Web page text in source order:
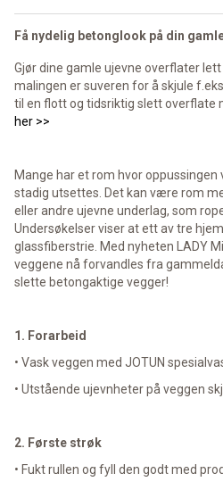
Få nydelig betonglook på din
Gjør dine gamle ujevne overflater
malingen er suveren for å skjule
til en flott og tidsriktig slett overflate
her >>
Mange har et rom hvor
stadig utsettes. Det kan være rom
eller andre ujevne underlag, som
Undersøkelser viser at ett av tre
glassfiberstrie. Med nyheten LADY
veggene nå forvandles fra
slette betongaktige vegger!
1. Forarbeid
• Vask veggen med JOTUN
• Utstående ujevnheter på veggen
2. Første strøk
• Fukt rullen og fyll den godt med